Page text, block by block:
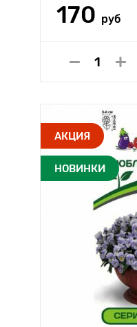
170 руб
АКЦИЯ
НОВИНКИ